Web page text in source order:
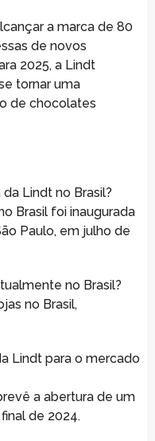
a marca de 80
de novos
2025, a Lindt
tornar uma
de chocolates
Lindt no Brasil?
Brasil foi inaugurada
Paulo, em julho de
no Brasil?
no Brasil,
Lindt para o mercado
a abertura de um
de 2024.